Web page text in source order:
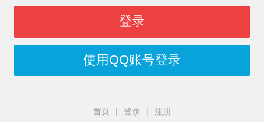
登录
使用QQ账号登录
首页 | 登录 |
注册